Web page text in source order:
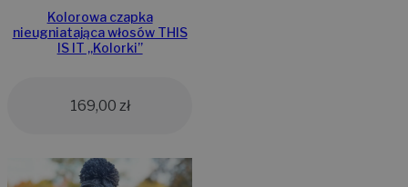
Kolorowa czapka
nieugniatająca włosów THIS
IS IT ,,Kolorki”
169,00 zł